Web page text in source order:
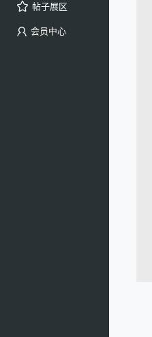
帖子展区
会员中心